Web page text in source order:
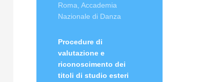
Roma, Accademia
Nazionale di Danza
Procedure di
valutazione e
riconoscimento dei
titoli di studio esteri